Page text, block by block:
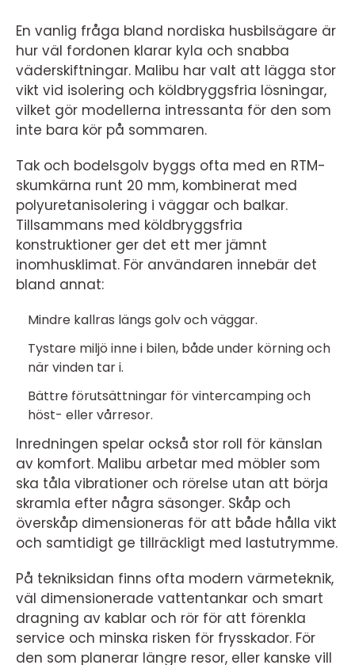
En vanlig fråga bland nordiska husbilsägare är
hur väl fordonen klarar kyla och snabba
väderskiftningar. Malibu har valt att lägga stor
vikt vid isolering och köldbryggsfria lösningar,
vilket gör modellerna intressanta för den som
inte bara kör på sommaren.
Tak och bodelsgolv byggs ofta med en RTM-
skumkärna runt 20 mm, kombinerat med
polyuretanisolering i väggar och balkar.
Tillsammans med köldbryggsfria
konstruktioner ger det ett mer jämnt
inomhusklimat. För användaren innebär det
bland annat:
Mindre kallras längs golv och väggar.
Tystare miljö inne i bilen, både under körning och
när vinden tar i.
Bättre förutsättningar för vintercamping och
höst- eller vårresor.
Inredningen spelar också stor roll för känslan
av komfort. Malibu arbetar med möbler som
ska tåla vibrationer och rörelse utan att börja
skramla efter några säsonger. Skåp och
överskåp dimensioneras för att både hålla vikt
och samtidigt ge tillräckligt med lastutrymme.
På tekniksidan finns ofta modern värmeteknik,
väl dimensionerade vattentankar och smart
dragning av kablar och rör för att förenkla
service och minska risken för frysskador. För
den som planerar längre resor, eller kanske vill